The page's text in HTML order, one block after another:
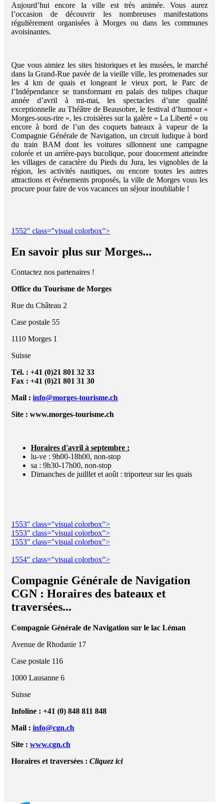
Aujourd’hui encore la ville est très animée. Vous aurez
l’occasion de découvrir les nombreuses manifestations
régulièrement organisées à Morges ou dans les communes
avoisinantes.
Que vous aimiez les sites historiques et les musées, le marché
dans la Grand-Rue pavée de la vieille ville, les promenades sur
les 4 km de quais et longeant le vieux port, le Parc de
l’Indépendance se transformant en palais des tulipes chaque
année d’avril à mi-mai, les spectacles d’une qualité
exceptionnelle au Théâtre de Beausobre, le festival d’humour «
Morges-sous-rire », les croisières sur la galère « La Liberté » ou
encore à bord de l’un des coquets bateaux à vapeur de la
Compagnie Générale de Navigation, un circuit ludique à bord
du train BAM dont les voitures sillonnent une campagne
colorée et un arrière-pays bucolique, pour doucement atteindre
les villages de caractère du Pieds du Jura, les vignobles de la
région, les activités nautiques, ou encore toutes les autres
attractions et événements proposés, la ville de Morges vous les
procure pour faire de vos vacances un séjour inoubliable !
1552" class="visual colorbox">
En savoir plus sur Morges...
Contactez nos partenaires !
Office du Tourisme de Morges
Rue du Château 2
Case postale 55
1110 Morges 1
Suisse
Tél. : +41 (0)21 801 32 33
Fax : +41 (0)21 801 31 30
Mail : info@morges-tourisme.ch
Site : www.morges-tourisme.ch
Horaires d'avril à septembre :
lu-ve : 9h00-18h00, non-stop
sa : 9h30-17h00, non-stop
Dimanches de juilllet et août : triporteur sur les quais
1553" class="visual colorbox">
1553" class="visual colorbox">
1553" class="visual colorbox">
1554" class="visual colorbox">
Compagnie Générale de Navigation
CGN : Horaires des bateaux et
traversées...
Compagnie Générale de Navigation sur le lac Léman
Avenue de Rhodanie 17
Case postale 116
1000 Lausanne 6
Suisse
Infoline : +41 (0) 848 811 848
Mail : info@cgn.ch
Site : www.cgn.ch
Horaires et traversées : Cliquez ici